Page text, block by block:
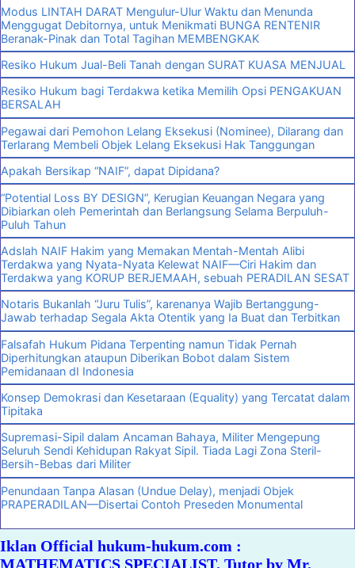
Modus LINTAH DARAT Mengulur-Ulur Waktu dan Menunda
Menggugat Debitornya, untuk Menikmati BUNGA RENTENIR
Beranak-Pinak dan Total Tagihan MEMBENGKAK
Resiko Hukum Jual-Beli Tanah dengan SURAT KUASA MENJUAL
Resiko Hukum bagi Terdakwa ketika Memilih Opsi PENGAKUAN
BERSALAH
Pegawai dari Pemohon Lelang Eksekusi (Nominee), Dilarang dan
Terlarang Membeli Objek Lelang Eksekusi Hak Tanggungan
Apakah Bersikap “NAIF”, dapat Dipidana?
“Potential Loss BY DESIGN”, Kerugian Keuangan Negara yang
Dibiarkan oleh Pemerintah dan Berlangsung Selama Berpuluh-
Puluh Tahun
Adslah NAIF Hakim yang Memakan Mentah-Mentah Alibi
Terdakwa yang Nyata-Nyata Kelewat NAIF—Ciri Hakim dan
Terdakwa yang KORUP BERJEMAAH, sebuah PERADILAN SESAT
Notaris Bukanlah “Juru Tulis”, karenanya Wajib Bertanggung-
Jawab terhadap Segala Akta Otentik yang Ia Buat dan Terbitkan
Falsafah Hukum Pidana Terpenting namun Tidak Pernah
Diperhitungkan ataupun Diberikan Bobot dalam Sistem
Pemidanaan dI Indonesia
Konsep Demokrasi dan Kesetaraan (Equality) yang Tercatat dalam
Tipitaka
Supremasi-Sipil dalam Ancaman Bahaya, Militer Mengepung
Seluruh Sendi Kehidupan Rakyat Sipil. Tiada Lagi Zona Steril-
Bersih-Bebas dari Militer
Penundaan Tanpa Alasan (Undue Delay), menjadi Objek
PRAPERADILAN—Disertai Contoh Preseden Monumental
Iklan Official hukum-hukum.com :
MATHEMATICS SPECIALIST. Tutor by Mr.